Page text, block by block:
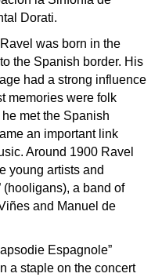
Dorati.
was born in the
the Spanish border. His
had a strong influence
memories were folk
met the Spanish
an important link
Around 1900 Ravel
young artists and
(hooligans), a band of
and Manuel de
Espagnole”
a staple on the concert